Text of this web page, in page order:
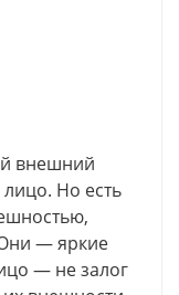
внешний
Но есть
— яркие
— не залог